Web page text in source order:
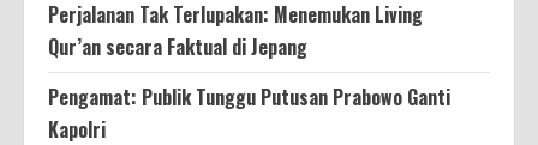
Perjalanan Tak Terlupakan: Menemukan Living
Qur’an secara Faktual di Jepang
Pengamat: Publik Tunggu Putusan Prabowo Ganti
Kapolri